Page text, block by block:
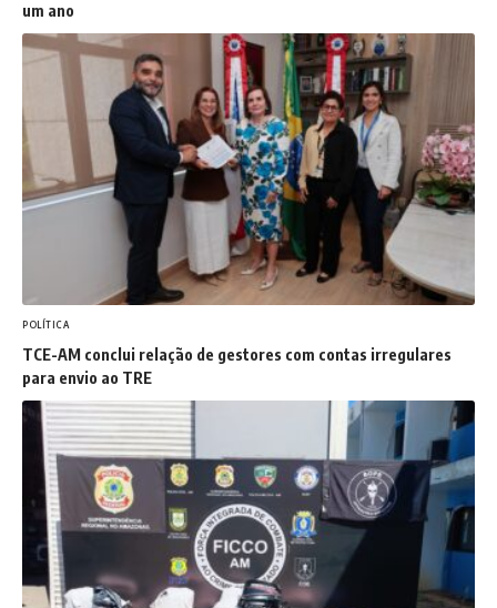
um ano
POLÍTICA
TCE-AM conclui relação de gestores com contas irregulares
para envio ao TRE